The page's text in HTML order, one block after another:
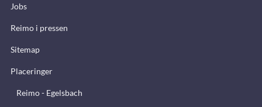
Jobs
Reimo i pressen
Sitemap
Placeringer
Reimo - Egelsbach